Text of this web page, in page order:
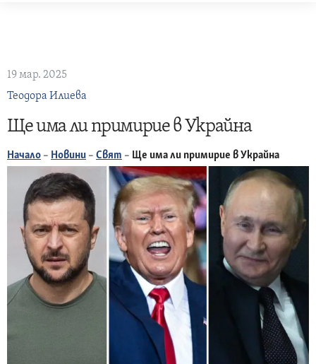
19 мар. 2025
Теодора Илиева
Ще има ли примирие в Украйна
Начало – Новини – Свят – Ще има ли примирие в Украйна